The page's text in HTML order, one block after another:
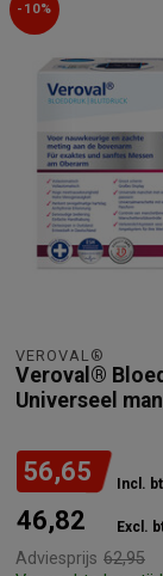
-10%
VEROVAL®
Veroval®
Universeel
56,65 Incl.
46,82 Excl.
Adviesprijs 62,95